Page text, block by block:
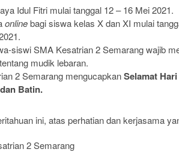
Idul Fitri mulai tanggal 12 – 16 Mei 2021.
onlinebagi siswa kelas X dan XI mulai
siswi SMA Kesatrian 2 Semarang wajib
mudik lebaran.
2 Semarang mengucapkanSelamat
Batin.
ini, atas perhatian dan kerjasama
2 Semarang